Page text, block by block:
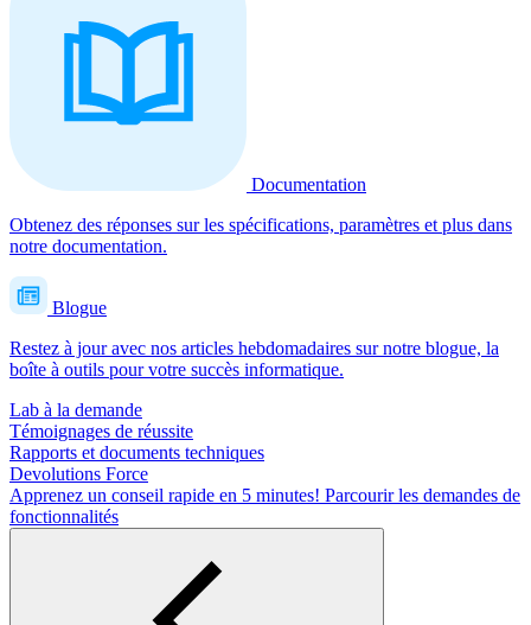
Documentation
Obtenez des réponses sur les spécifications, paramètres et plus dans
notre documentation.
Blogue
Restez à jour avec nos articles hebdomadaires sur notre blogue, la
boîte à outils pour votre succès informatique.
Lab à la demande
Témoignages de réussite
Rapports et documents techniques
Devolutions Force
Apprenez un conseil rapide en 5 minutes! Parcourir les demandes de
fonctionnalités